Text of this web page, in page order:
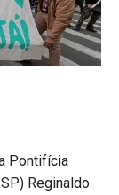
Pontifícia
Reginaldo